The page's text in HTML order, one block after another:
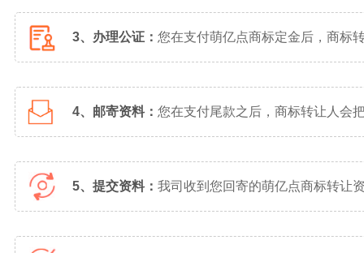
3、办理公证： 您在支付萌亿点商标定金后，商标
4、邮寄资料： 您在支付尾款之后，商标转让人会
5、提交资料： 我司收到您回寄的萌亿点商标转让